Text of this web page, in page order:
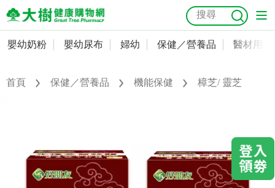
嬰幼奶粉
嬰幼尿布
保健／營養品
醫材用品
抗菌 尿布 大樹獨家 益生菌 魚油 幼兒米餅 貓砂
會員資料及密碼修改
常用收件人清單
收藏清單
紅利點數查詢
嬰幼奶粉 嬰幼尿布 婦幼 保健／營養品 醫材用品
首頁 保健／營養品 機能保健 樟芝/ 靈芝